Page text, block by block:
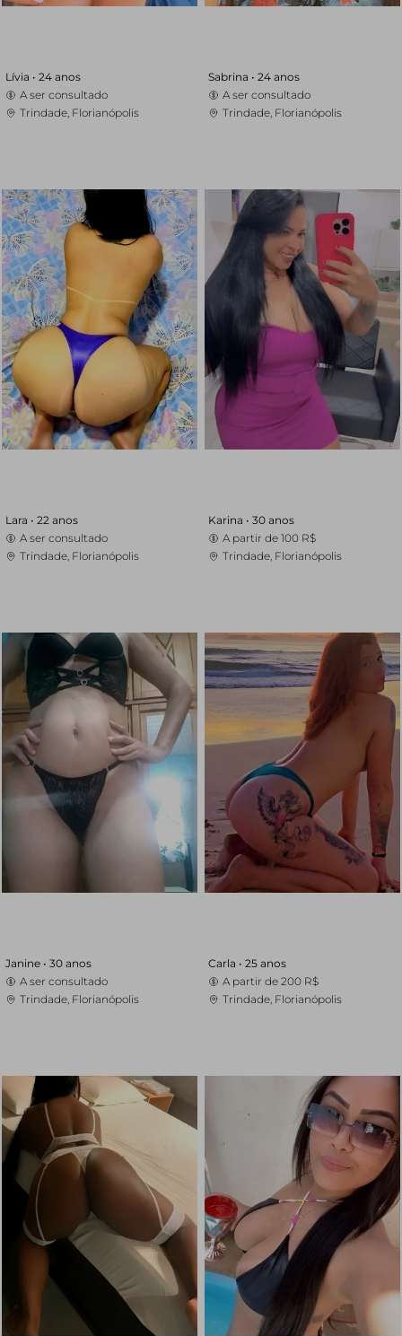
Lívia • 24 anos
A ser consultado
Trindade, Florianópolis
Sabrina • 24 anos
A ser consultado
Trindade, Florianópolis
Lara • 22 anos
A ser consultado
Trindade, Florianópolis
Karina • 30 anos
A partir de 100 R$
Trindade, Florianópolis
Janine • 30 anos
A ser consultado
Trindade, Florianópolis
Carla • 25 anos
A partir de 200 R$
Trindade, Florianópolis